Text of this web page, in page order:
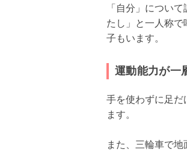
「自分」につい
たし」と一人称
子もいます。
運動能力が一
手を使わずに足だ
ます。
また、三輪車で